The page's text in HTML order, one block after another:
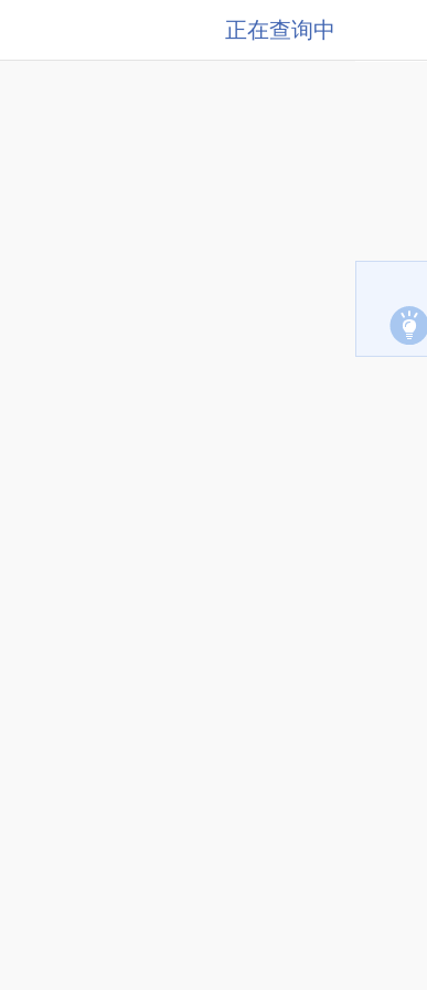
正在查询中